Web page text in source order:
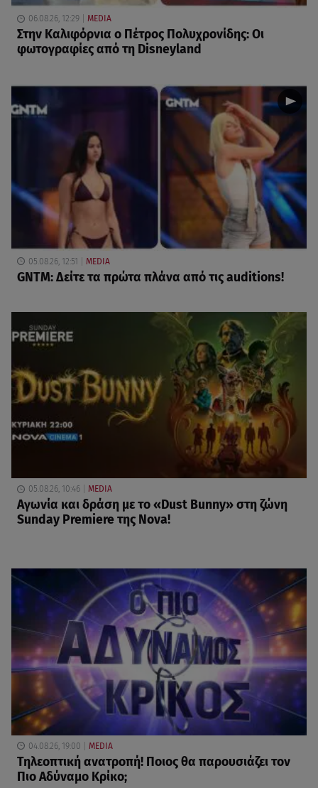
06.08.26, 12:29 MEDIA
Στην Καλιφόρνια ο Πέτρος Πολυχρονίδης: Οι
φωτογραφίες από τη Disneyland
05.08.26, 12:51 MEDIA
GNTM: Δείτε τα πρώτα πλάνα από τις auditions!
05.08.26, 10:46 MEDIA
Αγωνία και δράση με το «Dust Bunny» στη ζώνη
Sunday Premiere της Nova!
04.08.26, 19:00 MEDIA
Τηλεοπτική ανατροπή! Ποιος θα παρουσιάζει τον
Πιο Αδύναμο Κρίκο;